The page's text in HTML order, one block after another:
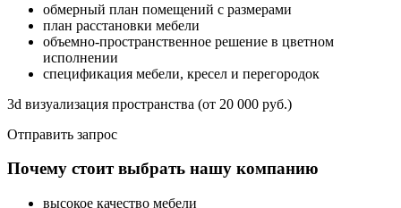
обмерный план помещений с размерами
план расстановки мебели
объемно-пространственное решение в цветном
исполнении
спецификация мебели, кресел и перегородок
3d визуализация пространства (от 20 000 руб.)
Отправить запрос
Почему стоит выбрать нашу компанию
высокое качество мебели